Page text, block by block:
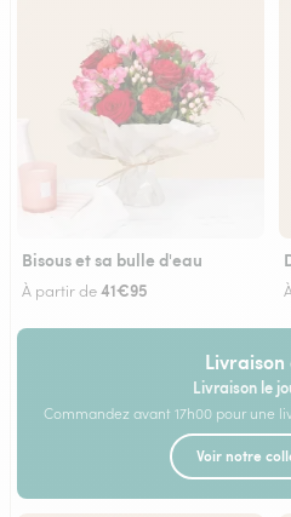
Bisous et sa bulle d'eau
À partir de41€95
Livraison
Livraison le
Commandez avant 17h00 pour une
Voir notre